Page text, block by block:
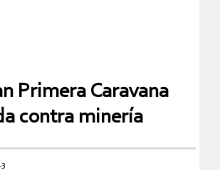
Primera Caravana
contra minería